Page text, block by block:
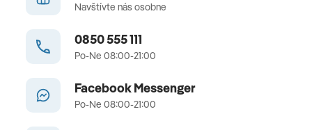
Navštívte nás osobne
0850 555 111
Po-Ne 08:00-21:00
Facebook Messenger
Po-Ne 08:00-21:00